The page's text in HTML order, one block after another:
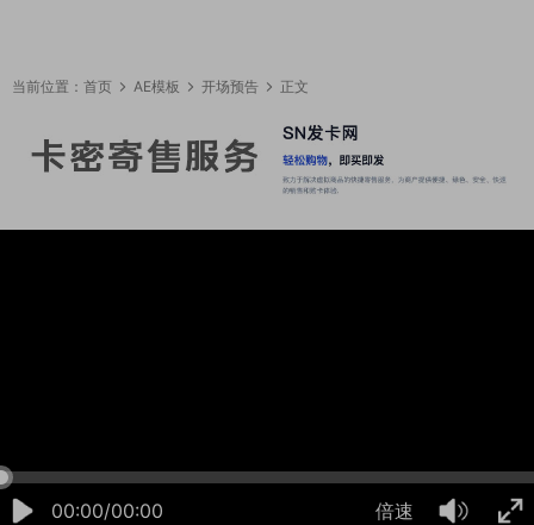
当前位置： 首页 AE模板 开场预告 正文
00:00/00:00 倍速